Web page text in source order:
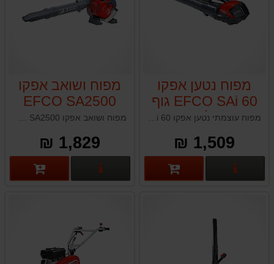
מפוח נטען אפקו
EFCO SAi 60 גוף
בלבד
1,509 ₪
פרטים נוספים
מפוח ושואב אפקו
EFCO SA2500
1,829 ₪
פרטים נוספים